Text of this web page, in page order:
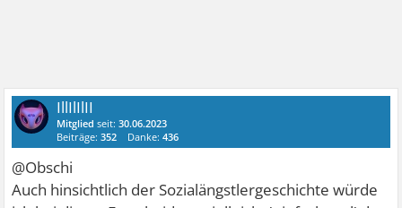
IllIlIlII
Mitglied seit:30.06.2023
Beiträge:352 Danke:436
@Obschi
Auch hinsichtlich der Sozialängstlergeschichte würde